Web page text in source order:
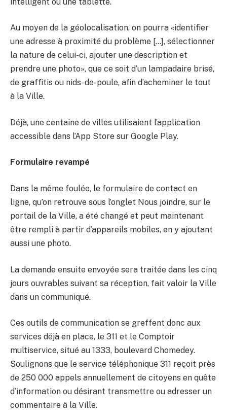
Au moyen de la géolocalisation, on pourra «identifier
une adresse à proximité du problème […], sélectionner
la nature de celui-ci, ajouter une description et
prendre une photo», que ce soit d’un lampadaire brisé,
de graffitis ou nids-de-poule, afin d’acheminer le tout
à la Ville.
Déjà, une centaine de villes utilisaient l’application
accessible dans l’App Store sur Google Play.
Formulaire revampé
Dans la même foulée, le formulaire de contact en
ligne, qu’on retrouve sous l’onglet Nous joindre, sur le
portail de la Ville, a été changé et peut maintenant
être rempli à partir d’appareils mobiles, en y ajoutant
aussi une photo.
La demande ensuite envoyée sera traitée dans les cinq
jours ouvrables suivant sa réception, fait valoir la Ville
dans un communiqué.
Ces outils de communication se greffent donc aux
services déjà en place, le 311 et le Comptoir
multiservice, situé au 1333, boulevard Chomedey.
Soulignons que le service téléphonique 311 reçoit près
de 250 000 appels annuellement de citoyens en quête
d’information ou désirant transmettre ou adresser un
commentaire à la Ville.